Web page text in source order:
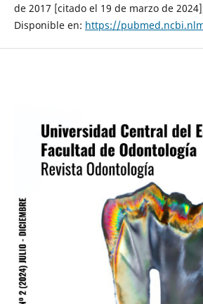
de 2017 [citado el 19 de marzo de
Disponible en: https://